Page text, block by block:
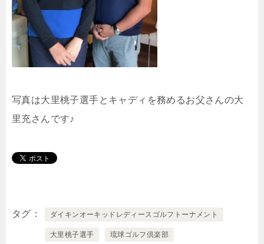
写真は大里桃子選手とキャディを務めるお父さんの大
里充さんです♪
タグ ダイキンオーキッドレディースゴルフトーナメント
大里桃子選手 琉球ゴルフ倶楽部